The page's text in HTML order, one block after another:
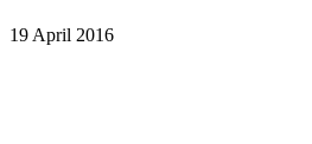
19 April 2016